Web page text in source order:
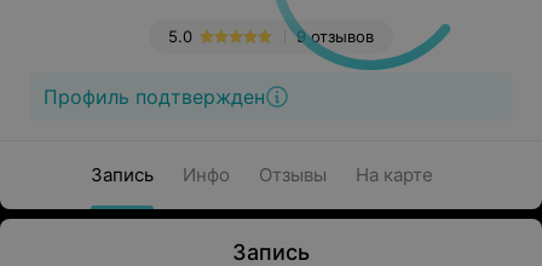
9 отзывов
5.0
Профиль подтвержден
Запись Инфо Отзывы На карте
Запись